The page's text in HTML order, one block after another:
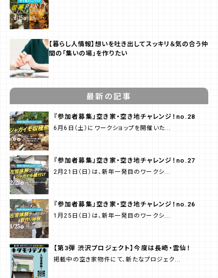
【暮らし人情報】想いを吐き出してスッキリ＆気の合う仲
間の「集いの場」を作りたい
最新の記事
『参加者募集』空き家・空き地チャレンジ！no.28
6月6日（土）にワークショップを開催いた...
『参加者募集』空き家・空き地チャレンジ！no.27
2月21日（日）は、新年一発目のワークシ...
『参加者募集』空き家・空き地チャレンジ！no.26
1月25日（日）は、新年一発目のワークシ...
【第3弾 渋沢プロジェクト】今度は長崎・雲仙！
掲載中の空き家物件にて、新たなプロジェク...